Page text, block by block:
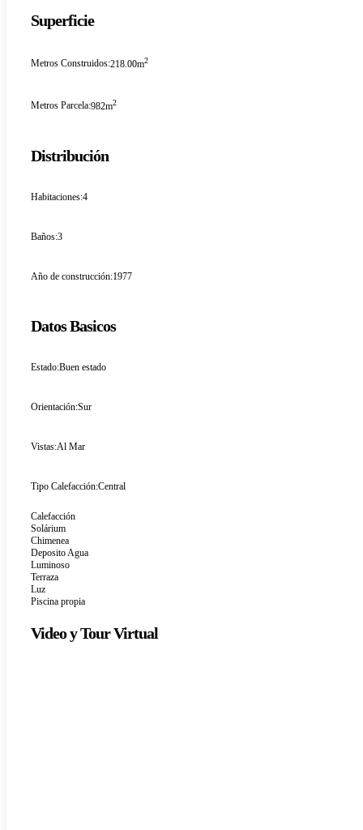
Superficie
Metros Construidos:218.00m2
Metros Parcela:982m2
Distribución
Habitaciones:4
Baños:3
Año de construcción:1977
Datos Basicos
Estado:Buen estado
Orientación:Sur
Vistas:Al Mar
Tipo Calefacción:Central
Calefacción
Solárium
Chimenea
Deposito Agua
Luminoso
Terraza
Luz
Piscina propia
Video y Tour Virtual